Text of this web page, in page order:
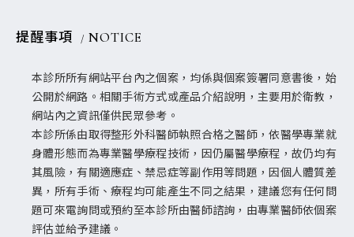
提醒事項 NOTICE
本診所所有網站平台內之個案，均係與個案簽署同意書後，始
公開於網路。相關手術方式或產品介紹說明，主要用於衛教，
網站內之資訊僅供民眾參考。
本診所係由取得整形外科醫師執照合格之醫師，依醫學專業就
身體形態而為專業醫學療程技術，因仍屬醫學療程，故仍均有
其風險，有關適應症、禁忌症等副作用等問題，因個人體質差
異，所有手術、療程均可能產生不同之結果，建議您有任何問
題可來電詢問或預約至本診所由醫師諮詢，由專業醫師依個案
評估並給予建議。